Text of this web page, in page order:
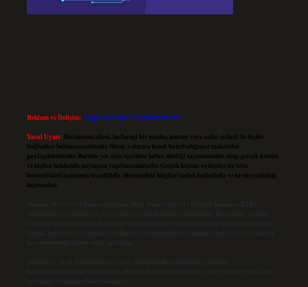
Reklam ve İletişim:Skype: live:.cid.575569c608265c69
Yasal Uyarı: Bu internet sitesi, herhangi bir marka, kurum veya şahıs şirketi ile hiçbir
bağlantısı bulunmamaktadır. Sitede yalnızca kendi hazırladığımız makaleler
paylaşılmaktadır. Burada yer alan içerikler haber niteliği taşımamakta olup, gerçek kurum
ve kişiler hakkında paylaşım yapılmamaktadır. Gerçek kurum ve kişiler ile isim
benzerlikleri tamamen tesadüfidir. Sitemizdeki bilgiler taslak halindedir ve tavsiye niteliği
taşımazlar.
Sitemiz, 5651 Sayılı Kanun gereğince Bilgi Teknolojileri ve İletişim Kurumu (BTK)
tarafından onaylanmış bir Yer Sağlayıcı olarak hizmet vermektedir. Bu nedenle, sitedeki
içerikleri proaktif olarak denetleme veya araştırma yükümlülüğümüz bulunmamaktadır.
Ancak, üyelerimiz yazdıkları içeriklerin sorumluluğunu taşımakta olup, siteye üye olarak
bu sorumluluğu kabul etmiş sayılırlar.
Hukuka ve yasal düzenlemelere aykırı olduğunu düşündüğünüz içerikleri,
backlinkpanelicomtr@gmail.com adresine bildirmeniz halinde, ilgili içerikler yasal süre
içerisinde sitemizden kaldırılacaktır.